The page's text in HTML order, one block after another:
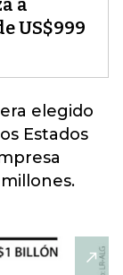
a
US$999
elegido
Estados